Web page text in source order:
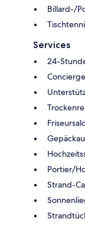
Billard-/
Services
24-
Portier/
Strand-